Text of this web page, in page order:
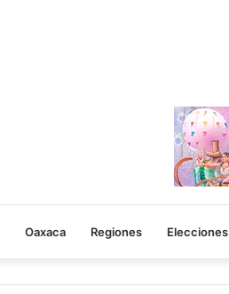
Oaxaca Regiones Elecciones